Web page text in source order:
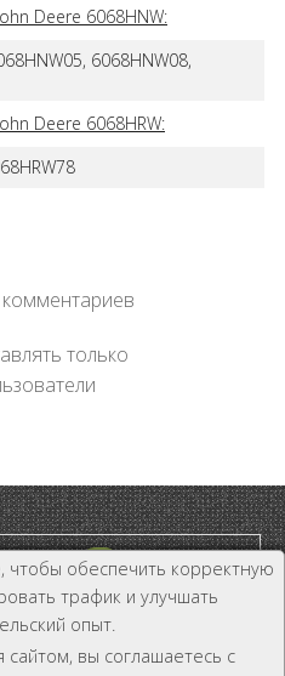
Deere 6068HNW:
6068HNW08,
Deere 6068HRW:
только
обеспечить корректную
трафик и улучшать
опыт.
сайтом, вы соглашаетесь с